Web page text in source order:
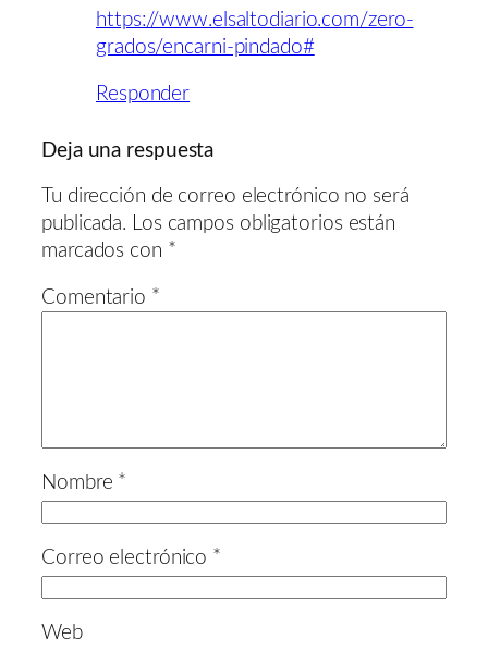
https://www.elsaltodiario.com/zero-
grados/encarni-pindado#
Responder
Deja una respuesta
Tu dirección de correo electrónico no será
publicada.
Los campos obligatorios están
marcados con *
Comentario *
Nombre *
Correo electrónico *
Web